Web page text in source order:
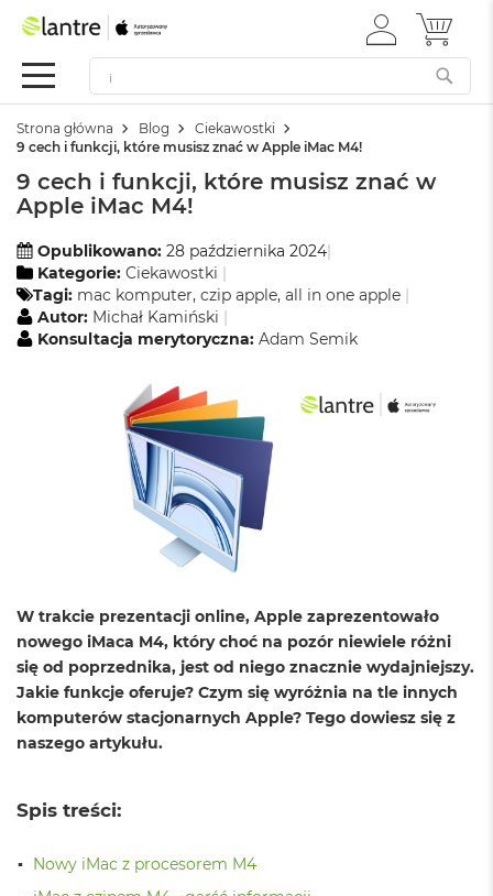
Apple
Festiwal
M
c
B
o
k
N
e
o
M
a
c
B
o
o
k
o
C
t
ZALOGUJ
SIĘ
MÓJ
Strona główna Blog
Ciekawostki
9 cech i funkcji, które musisz znać w Apple iMac M4!
9 cech i funkcji, które musisz znać w
Apple iMac M4!
Opublikowano: 28 października 2024
Kategorie: Ciekawostki
Tagi: mac komputer, czip apple, all in one apple
Autor: Michał Kamiński
Konsultacja merytoryczna: Adam Semik
W trakcie prezentacji online, Apple zaprezentowało
nowego iMaca M4, który choć na pozór niewiele różni
się od poprzednika, jest od niego znacznie wydajniejszy.
Jakie funkcje oferuje? Czym się wyróżnia na tle innych
komputerów stacjonarnych Apple? Tego dowiesz się z
naszego artykułu.
Spis treści:
Nowy iMac z procesorem M4